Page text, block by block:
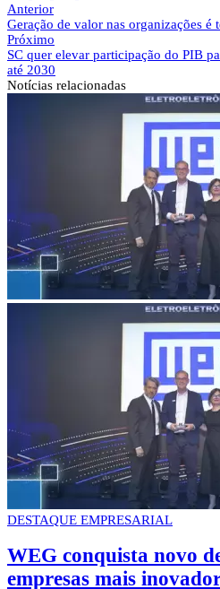
Anterior
Geração de valor nas organizações é
Próximo
SC quer elevar participação do PIB
até 2030
Notícias relacionadas
DESTAQUE EMPRESARIAL
WEG conquista novo
empresas mais